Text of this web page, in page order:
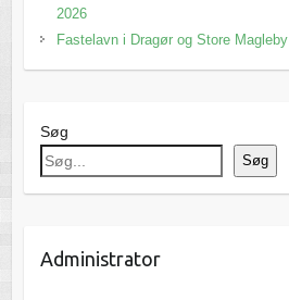
2026
Fastelavn i Dragør og Store Magleby
Søg
Søg
Administrator